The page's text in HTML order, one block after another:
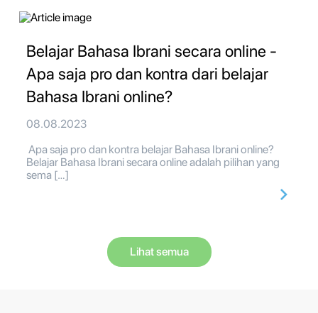
Belajar Bahasa Ibrani secara online -
Apa saja pro dan kontra dari belajar
Bahasa Ibrani online?
08.08.2023
Apa saja pro dan kontra belajar Bahasa Ibrani online?
Belajar Bahasa Ibrani secara online adalah pilihan yang
sema […]
Lihat semua